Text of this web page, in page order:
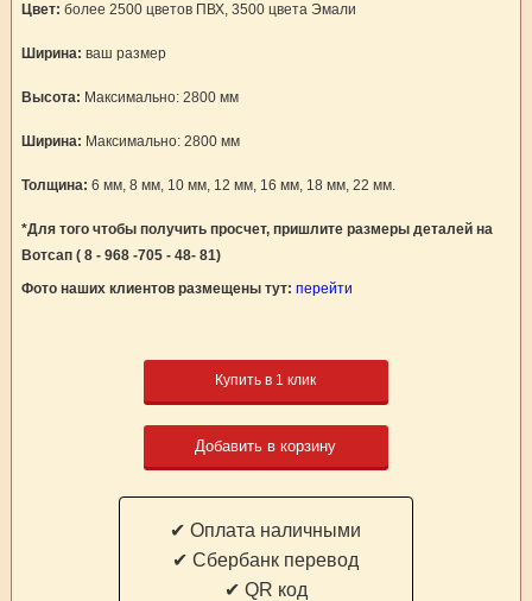
Цвет: более 2500 цветов ПВХ, 3500 цвета Эмали
Ширина: ваш размер
Высота: Максимально: 2800 мм
Ширина: Максимально: 2800 мм
Толщина: 6 мм, 8 мм, 10 мм, 12 мм, 16 мм, 18 мм, 22 мм.
*Для того чтобы получить просчет, пришлите размеры деталей на
Вотсап ( 8 - 968 -705 - 48- 81)
Фото наших клиентов размещены тут: перейти
Купить в 1 клик
Добавить в корзину
✔ Оплата наличными
✔ Cбербанк перевод
✔ QR код